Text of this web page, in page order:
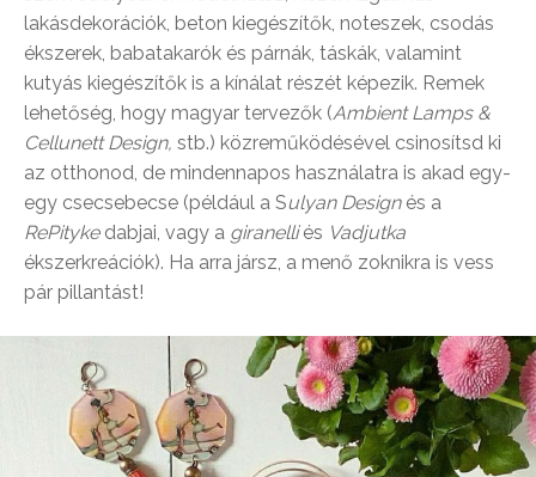
lakásdekorációk, beton kiegészítők, noteszek, csodás
ékszerek, babatakarók és párnák, táskák, valamint
kutyás kiegészítők is a kínálat részét képezik. Remek
lehetőség, hogy magyar tervezők (Ambient Lamps &
Cellunett Design, stb.) közreműködésével csinosítsd ki
az otthonod, de mindennapos használatra is akad egy-
egy csecsebecse (például a Sulyan Designés a
RePitykedabjai, vagy a giranelliés Vadjutka
ékszerkreációk). Ha arra jársz, a menő zoknikra is vess
pár pillantást!